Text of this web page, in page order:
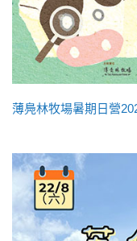
薄鳧林牧場暑期日營